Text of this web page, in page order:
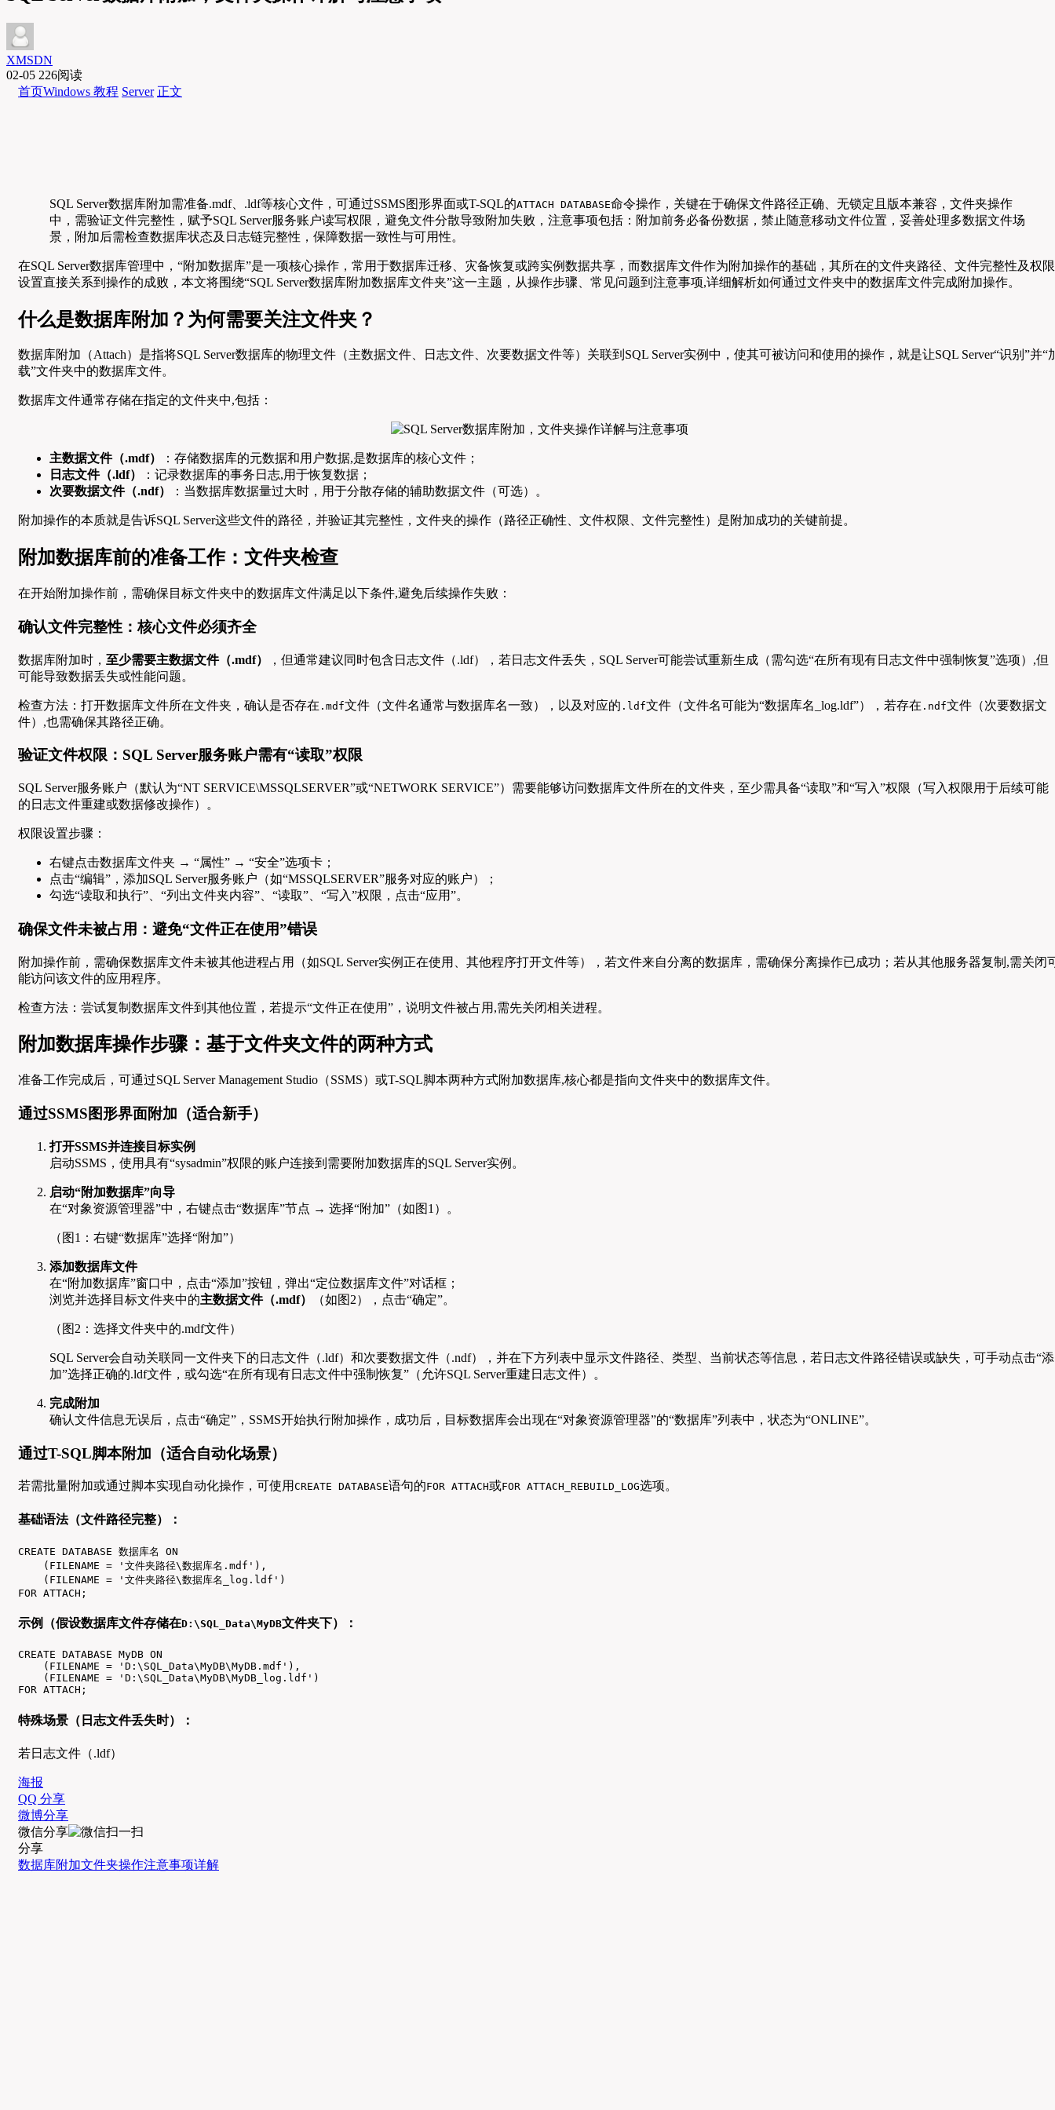
XMSDN
02-05 226阅读
首页Windows 教程 Server 正文
SQL Server数据库附加需准备.mdf、.ldf等核心文件，可通过SSMS图形界面或T-SQL的ATTACH DATABASE命令操作，关键在于确保文件路径正确、无锁定且版本兼容，文件夹操作
中，需验证文件完整性，赋予SQL Server服务账户读写权限，避免文件分散导致附加失败，注意事项包括：附加前务必备份数据，禁止随意移动文件位置，妥善处理多数据文件场
景，附加后需检查数据库状态及日志链完整性，保障数据一致性与可用性。
在SQL Server数据库管理中，“附加数据库”是一项核心操作，常用于数据库迁移、灾备恢复或跨实例数据共享，而数据库文件作为附加操作的基础，其所在的文件夹路径、文件完整性及权限
设置直接关系到操作的成败，本文将围绕“SQL Server数据库附加数据库文件夹”这一主题，从操作步骤、常见问题到注意事项,详细解析如何通过文件夹中的数据库文件完成附加操作。
什么是数据库附加？为何需要关注文件夹？
数据库附加（Attach）是指将SQL Server数据库的物理文件（主数据文件、日志文件、次要数据文件等）关联到SQL Server实例中，使其可被访问和使用的操作，就是让SQL Server“识别”并“
载”文件夹中的数据库文件。
数据库文件通常存储在指定的文件夹中,包括：
主数据文件（.mdf）
：存储数据库的元数据和用户数据,是数据库的核心文件；
日志文件（.ldf）
：记录数据库的事务日志,用于恢复数据；
次要数据文件（.ndf）
：当数据库数据量过大时，用于分散存储的辅助数据文件（可选）。
附加操作的本质就是告诉SQL Server这些文件的路径，并验证其完整性，文件夹的操作（路径正确性、文件权限、文件完整性）是附加成功的关键前提。
附加数据库前的准备工作：文件夹检查
在开始附加操作前，需确保目标文件夹中的数据库文件满足以下条件,避免后续操作失败：
确认文件完整性：核心文件必须齐全
数据库附加时， 至少需要主数据文件（.mdf）
，但通常建议同时包含日志文件（.ldf），若日志文件丢失，SQL Server可能尝试重新生成（需勾选“在所有现有日志文件中强制恢复”选项）,但
可能导致数据丢失或性能问题。
检查方法：打开数据库文件所在文件夹，确认是否存在 .mdf文件（文件名通常与数据库名一致），以及对应的 .ldf文件（文件名可能为“数据库名_log.ldf”），若存在 .ndf文件（次要数据文
件）,也需确保其路径正确。
验证文件权限：SQL Server服务账户需有“读取”权限
SQL Server服务账户（默认为“NT SERVICE\MSSQLSERVER”或“NETWORK SERVICE”）需要能够访问数据库文件所在的文件夹，至少需具备“读取”和“写入”权限（写入权限用于后续可能
的日志文件重建或数据修改操作）。
权限设置步骤：
右键点击数据库文件夹 → “属性” → “安全”选项卡；
点击“编辑”，添加SQL Server服务账户（如“MSSQLSERVER”服务对应的账户）；
勾选“读取和执行”、“列出文件夹内容”、“读取”、“写入”权限，点击“应用”。
确保文件未被占用：避免“文件正在使用”错误
附加操作前，需确保数据库文件未被其他进程占用（如SQL Server实例正在使用、其他程序打开文件等），若文件来自分离的数据库，需确保分离操作已成功；若从其他服务器复制,需关闭
能访问该文件的应用程序。
检查方法：尝试复制数据库文件到其他位置，若提示“文件正在使用”，说明文件被占用,需先关闭相关进程。
附加数据库操作步骤：基于文件夹文件的两种方式
准备工作完成后，可通过SQL Server Management Studio（SSMS）或T-SQL脚本两种方式附加数据库,核心都是指向文件夹中的数据库文件。
通过SSMS图形界面附加（适合新手）
打开SSMS并连接目标实例
启动SSMS，使用具有“sysadmin”权限的账户连接到需要附加数据库的SQL Server实例。
启动“附加数据库”向导
在“对象资源管理器”中，右键点击“数据库”节点 → 选择“附加”（如图1）。
（图1：右键“数据库”选择“附加”）
添加数据库文件
在“附加数据库”窗口中，点击“添加”按钮，弹出“定位数据库文件”对话框；
浏览并选择目标文件夹中的主数据文件（.mdf） （如图2），点击“确定”。
（图2：选择文件夹中的.mdf文件）
SQL Server会自动关联同一文件夹下的日志文件（.ldf）和次要数据文件（.ndf），并在下方列表中显示文件路径、类型、当前状态等信息，若日志文件路径错误或缺失，可手动点击“添
加”选择正确的.ldf文件，或勾选“在所有现有日志文件中强制恢复”（允许SQL Server重建日志文件）。
完成附加
确认文件信息无误后，点击“确定”，SSMS开始执行附加操作，成功后，目标数据库会出现在“对象资源管理器”的“数据库”列表中，状态为“ONLINE”。
通过T-SQL脚本附加（适合自动化场景）
若需批量附加或通过脚本实现自动化操作，可使用 CREATE DATABASE语句的FOR ATTACH或FOR ATTACH_REBUILD_LOG选项。
基础语法（文件路径完整）：
CREATE DATABASE 数据库名 ON
    (FILENAME = '文件夹路径\数据库名.mdf'),
    (FILENAME = '文件夹路径\数据库名_log.ldf')
FOR ATTACH;
示例（假设数据库文件存储在D:\SQL_Data\MyDB文件夹下）：
CREATE DATABASE MyDB ON
    (FILENAME = 'D:\SQL_Data\MyDB\MyDB.mdf'),
    (FILENAME = 'D:\SQL_Data\MyDB\MyDB_log.ldf')
FOR ATTACH;
特殊场景（日志文件丢失时）：
若日志文件（.ldf）
海报
QQ 分享
微博分享
微信分享
分享
数据库附加文件夹操作注意事项详解